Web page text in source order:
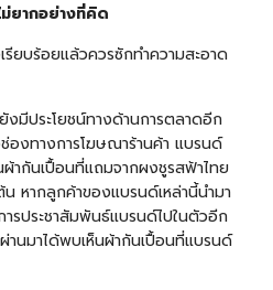
ยากอย่างที่คิด
เรียบร้อยแล้วควรซักทำความสะอาด
มีประโยชน์ทางด้านการตลาดอีก
องทางการโฆษณาร้านค้า แบรนด์
ผ้ากันเปื้อนที่แถมจากผงชูรสฟ้าไทย
หากลูกค้าของแบรนด์เหล่านี้นำมา
ารประชาสัมพันธ์แบรนด์ไปในตัวอีก
านมาได้พบเห็นผ้ากันเปื้อนที่แบรนด์